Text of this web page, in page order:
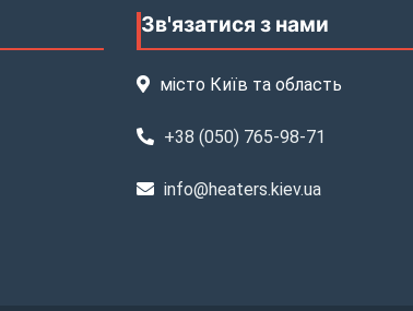
Зв'язатися з нами
місто Київ та область
+38 (050) 765-98-71
info@heaters.kiev.ua